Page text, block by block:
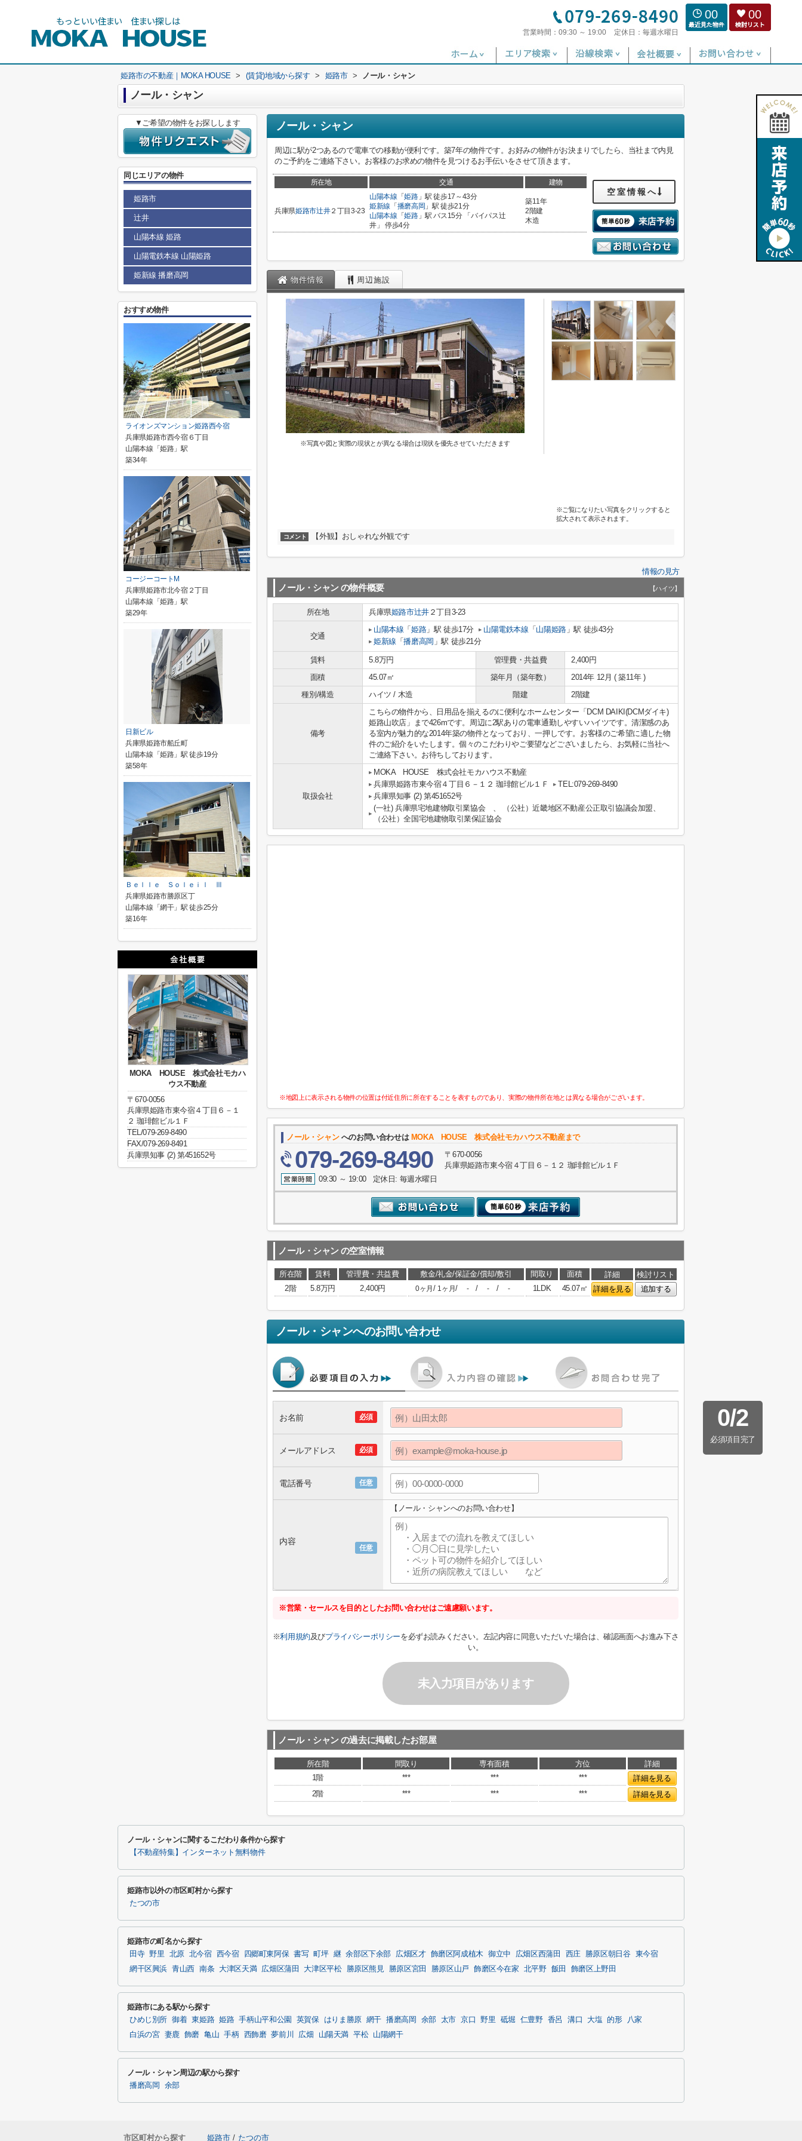
営業時間： 09:30 ～ 19:00 定休日： 毎週水曜日
00 00
姫路市の不動産｜MOKA HOUSE > (賃貸)地域から探す > 姫路市 > ノール・シャン
ノール・シャン
ノール・シャン
周辺に駅が2つあるので電車での移動が便利です。築7年の物件です。お好みの物件がお決まりでしたら、当社まで内見
のご予約をご連絡下さい。お客様のお求めの物件を見つけるお手伝いをさせて頂きます。
所在地 交通 建物
兵庫県姫路市辻井２丁目3-23
山陽本線 「姫路」駅 徒歩17～43分
姫新線 「 播磨高岡 」駅 徒歩21分
山陽本線 「姫路」駅 バス15分 「バイパス辻
井」 停歩4分
築11年
2階建
木造
空室情報へ
物件情報 周辺施設
※写真や図と実際の現状とが異なる場合は現状を優先させていただきます
※ご覧になりたい写真をクリックすると
拡大されて表示されます。
コメント 【外観】おしゃれな外観です
情報の見方
ノール・シャンの物件概要 【ハイツ】
所在地 兵庫県姫路市辻井２丁目3-23
交通
山陽本線 「姫路」駅 徒歩17分 山陽電鉄本線 「 山陽姫路」駅 徒歩43分
姫新線 「播磨高岡 」駅 徒歩21分
賃料 5.8万円 管理費・共益費
2,400円
面積
45.07㎡ 築年月（築年数）
2014年 12月 ( 築11年 )
種別/構造
ハイツ / 木造 階建 2階建
備考
こちらの物件から、日用品を揃えるのに便利なホームセンター「DCM DAIKI(DCMダイキ)
姫路山吹店」まで426mです。周辺に2駅ありの電車通勤しやすいハイツです。清潔感のあ
る室内が魅力的な2014年築の物件となっており、一押しです。お客様のご希望に適した物
件のご紹介をいたします。個々のこだわりやご要望などございましたら、お気軽に当社へ
ご連絡下さい。お待ちしております。
取扱会社
MOKA HOUSE 株式会社モカハウス不動産
兵庫県姫路市東今宿４丁目６－１２ 珈琲館ビル１Ｆ
TEL:079-269-8490
兵庫県知事 (2) 第451652号
(一社) 兵庫県宅地建物取引業協会 、 （公社）近畿地区不動産公正取引協議会加盟、
（公社）全国宅地建物取引業保証協会
※地図上に表示される物件の位置は付近住所に所在することを表すものであり、実際の物件所在地とは異なる場合がございます。
ノール・シャンへのお問い合わせは MOKA HOUSE 株式会社モカハウス不動産まで
079-269-8490
〒670-0056
兵庫県姫路市東今宿４丁目６－１２ 珈琲館ビル１Ｆ
09:30 ～ 19:00 定休日: 毎週水曜日
ノール・シャンの空室情報
所在階 賃料 管理費・共益費 敷金/礼金/保証金/償却/敷引 間取り 面積 詳細
検討リスト
2階
5.8万円 2,400円 0ヶ月/ 1ヶ月/ - / - / - 1LDK 45.07㎡ 詳細を見る 追加する
ノール・シャンへのお問い合わせ
0/2
必須項目完了
必須
お名前
必須
メールアドレス
任意
電話番号
任意
内容
【ノール・シャンへのお問い合わせ】
※営業・セールスを目的としたお問い合わせはご遠慮願います。
※利用規約及びプライバシーポリシーを必ずお読みください。左記内容に同意いただいた場合は、確認画面へお進み下さ
い。
未入力項目があります
ノール・シャンの過去に掲載したお部屋
所在階 間取り 専有面積 方位
詳細
1階
*** *** ***
詳細を見る
2階
*** *** *** 詳細を見る
▼ご希望の物件をお探しします
同じエリアの物件
姫路市
辻井
山陽本線 姫路
山陽電鉄本線 山陽姫路
姫新線 播磨高岡
おすすめ物件
ライオンズマンション姫路西今宿
兵庫県姫路市西今宿６丁目
山陽本線「姫路」駅
築34年
コージーコートM
兵庫県姫路市北今宿２丁目
山陽本線「姫路」駅
築29年
日新ビル
兵庫県姫路市船丘町
山陽本線「姫路」駅 徒歩19分
築58年
Ｂｅｌｌｅ Ｓｏｌｅｉｌ Ⅲ
兵庫県姫路市勝原区丁
山陽本線「網干」駅 徒歩25分
築16年
MOKA HOUSE 株式会社モカハ
ウス不動産
〒670-0056
兵庫県姫路市東今宿４丁目６－１
２ 珈琲館ビル１Ｆ
TEL/079-269-8490
FAX/079-269-8491
兵庫県知事 (2) 第451652号
ノール・シャンに関するこだわり条件から探す
【不動産特集】インターネット無料物件
姫路市以外の市区町村から探す
たつの市
姫路市の町名から探す
田寺 野里 北原 北今宿 西今宿 四郷町東阿保 書写 町坪 継 余部区下余部 広畑区才 飾磨区阿成植木 御立中 広畑区西蒲田 西庄 勝原区朝日谷
東今宿
網干区興浜 青山西 南条 大津区天満 広畑区蒲田 大津区平松 勝原区熊見 勝原区宮田 勝原区山戸 飾磨区今在家 北平野 飯田 飾磨区上野田
姫路市にある駅から探す
ひめじ別所 御着 東姫路 姫路 手柄山平和公園 英賀保 はりま勝原 網干 播磨高岡 余部 太市 京口 野里 砥堀 仁豊野 香呂 溝口 大塩 的形
八家
白浜の宮
妻鹿 飾磨 亀山 手柄 西飾磨 夢前川 広畑 山陽天満 平松 山陽網干
ノール・シャン周辺の駅から探す
播磨高岡 余部
市区町村から探す 姫路市 / たつの市